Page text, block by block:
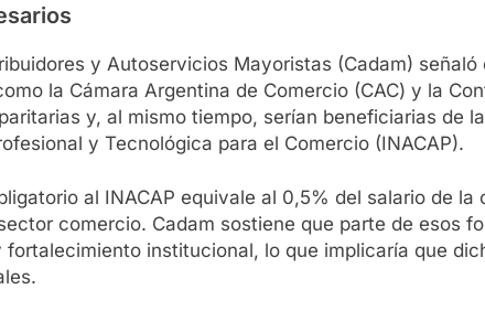
y Autoservicios Mayoristas (Cadam)
la Cámara Argentina de Comercio (CAC) y la
y, al mismo tiempo, serían beneficiarias de
y Tecnológica para el Comercio (INACAP).
al INACAP equivale al 0,5% del salario de
comercio. Cadam sostiene que parte de esos
institucional, lo que implicaría que